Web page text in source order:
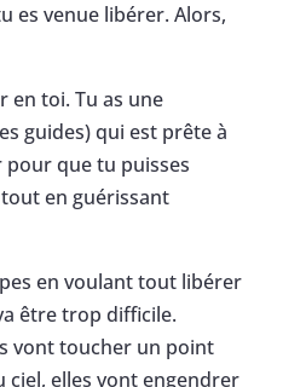
es venue libérer. Alors,
en toi. Tu as une
guides) qui est prête à
pour que tu puisses
en guérissant
en voulant tout libérer
être trop difficile.
vont toucher un point
ciel, elles vont engendrer